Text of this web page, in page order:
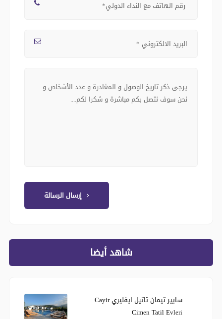
إرسال الرسالة
شاهد أيضا
سايير تيمان تاتيل ايفليري Cayir
Cimen Tatil Evleri